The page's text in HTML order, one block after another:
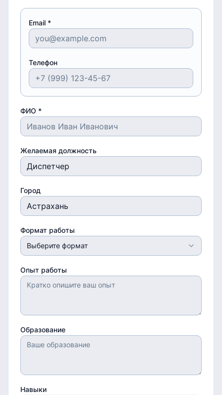
Email *
Телефон
ФИО *
Желаемая должность
Город
Формат работы
Выберите формат
Опыт работы
Образование
Навыки